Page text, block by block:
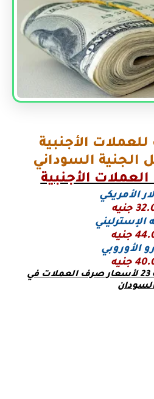
الأجنبية
الجنية السوداني
الأجنبية
الأمريكي
جنيه
الإسترليني
جنيه
الأوروبي
جنيه
مؤشر مدونة سودانيه 23 لأسعار صرف العملات في